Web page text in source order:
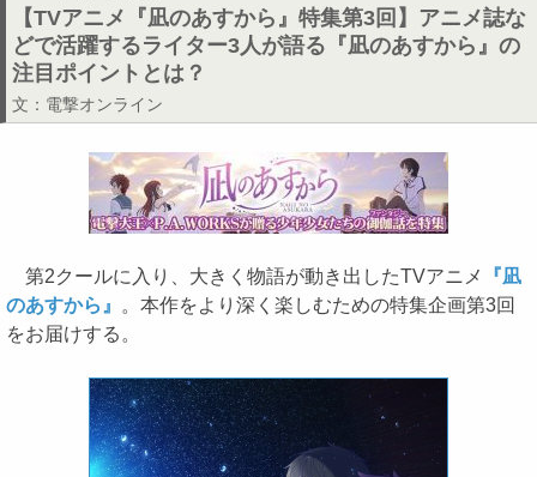
【TVアニメ『凪のあすから』特集第3回】アニメ誌な
どで活躍するライター3人が語る『凪のあすから』の
注目ポイントとは？
文： 電撃オンライン
第2クールに入り、大きく物語が動き出したTVアニメ
『凪
のあすから』
。本作をより深く楽しむための特集企画第3回
をお届けする。